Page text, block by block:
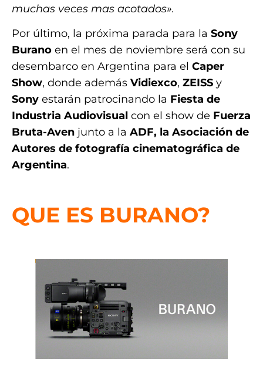
muchas veces mas acotados».
Por último, la próxima parada para la Sony
Burano en el mes de noviembre será con su
desembarco en Argentina para el Caper
Show, donde además Vidiexco, ZEISS y
Sony estarán patrocinando la Fiesta de
Industria Audiovisual con el show de Fuerza
Bruta-Aven junto a la ADF, la Asociación de
Autores de fotografía cinematográfica de
Argentina.
QUE ES BURANO?